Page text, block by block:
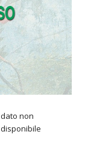
dato non
disponibile